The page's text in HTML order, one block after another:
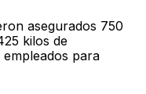
asegurados 750
kilos de
para